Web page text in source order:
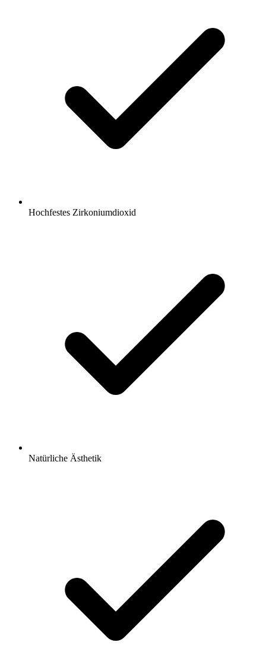
Hochfestes Zirkoniumdioxid
Natürliche Ästhetik